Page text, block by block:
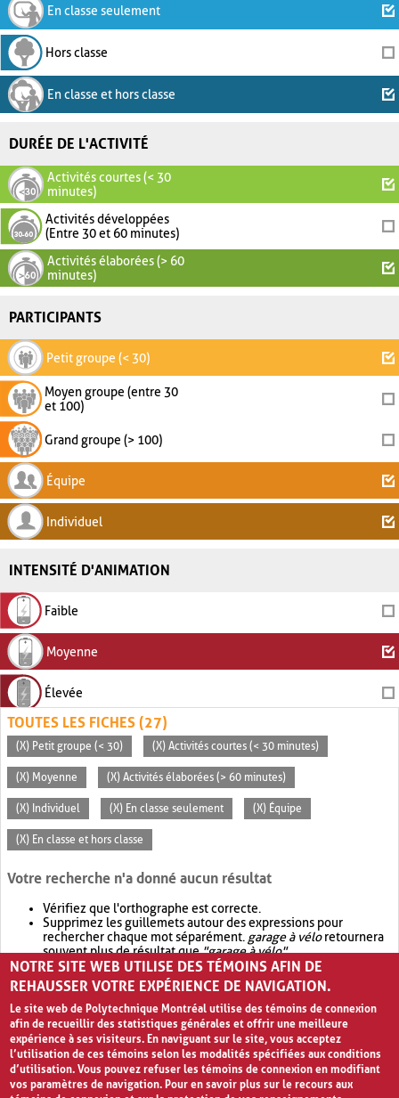
En classe seulement
Hors classe
En classe et hors classe
DURÉE DE L'ACTIVITÉ
Activités courtes (< 30
minutes)
Activités développées
(Entre 30 et 60 minutes)
Activités élaborées (> 60
minutes)
PARTICIPANTS
Petit groupe (< 30)
Moyen groupe (entre 30
et 100)
Grand groupe (> 100)
Équipe
Individuel
INTENSITÉ D'ANIMATION
Faible
Moyenne
Élevée
TOUTES LES FICHES (27)
(X) Petit groupe (< 30) (X) Activités courtes (< 30 minutes)
(X) Moyenne (X) Activités élaborées (> 60 minutes)
(X) Individuel (X) En classe seulement (X) Équipe
(X) En classe et hors classe
Votre recherche n'a donné aucun résultat
Vérifiez que l'orthographe est correcte.
Supprimez les guillemets autour des expressions pour
rechercher chaque mot séparément. garage à véloretournera
souvent plus de résultat que"garage à vélo".
Envisagez d'élargir votre recherche avec OR.garage OR vélo
retournera souvent plus de résultat quegarage à vélo
NOTRE SITE WEB UTILISE DES TÉMOINS AFIN DE
REHAUSSER VOTRE EXPÉRIENCE DE NAVIGATION.
Le site web de Polytechnique Montréal utilise des témoins de connexion
afin de recueillir des statistiques générales et offrir une meilleure
expérience à ses visiteurs. En naviguant sur le site, vous acceptez
l’utilisation de ces témoins selon les modalités spécifiées aux conditions
d’utilisation. Vous pouvez refuser les témoins de connexion en modifiant
vos paramètres de navigation. Pour en savoir plus sur le recours aux